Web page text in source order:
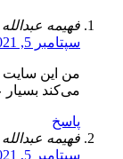
فهیمه عبدالله
سپتامبر 5, 2021 در 7:25 ب.ظ
من این سایت
می‌کند بسیار
پاسخ
فهیمه عبدالله
سپتامبر 5, 2021 در 7:26 ب.ظ